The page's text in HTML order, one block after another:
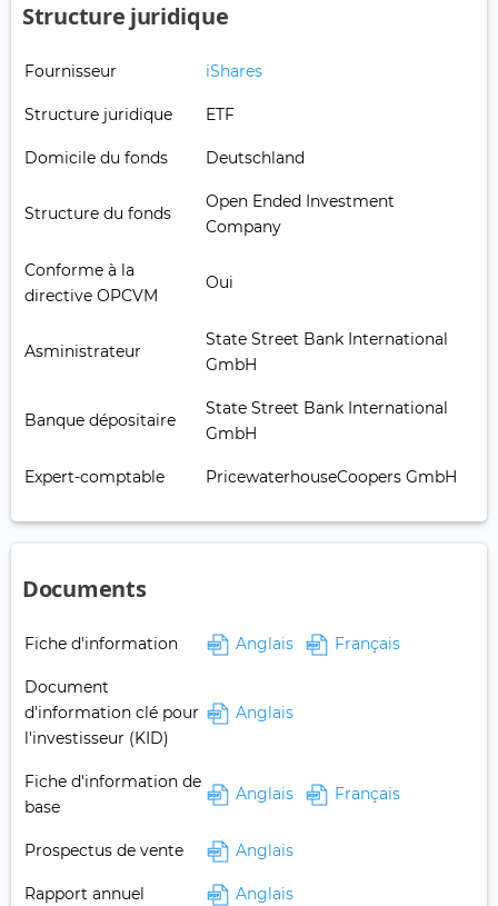
Structure juridique
Fournisseur iShares
Structure juridique ETF
Domicile du fonds Deutschland
Structure du fonds
Open Ended Investment
Company
Conforme à la
directive OPCVM
Oui
Asministrateur
State Street Bank International
GmbH
Banque dépositaire
State Street Bank International
GmbH
Expert-comptable PricewaterhouseCoopers GmbH
Documents
Fiche d'information Anglais Français
Document
d'information clé pour
l'investisseur (KID)
Anglais
Fiche d'information de
base
Anglais Français
Prospectus de vente Anglais
Rapport annuel Anglais